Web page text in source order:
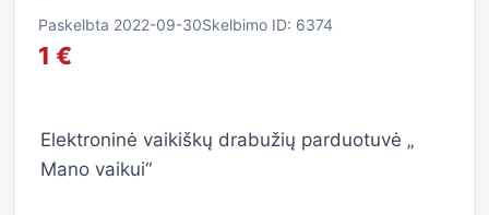
Paskelbta 2022-09-30Skelbimo ID: 6374
1 €
Elektroninė vaikiškų drabužių parduotuvė „
Mano vaikui“